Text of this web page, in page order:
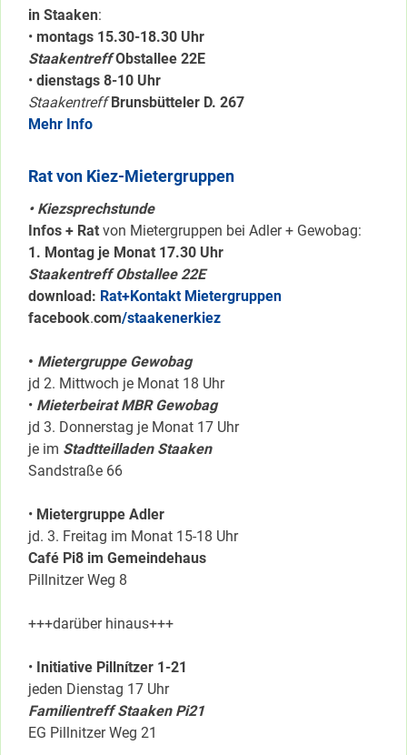
in Staaken:
• montags 15.30-18.30 Uhr
Staakentreff Obstallee 22E
• dienstags 8-10 Uhr
Staakentreff Brunsbütteler D. 267
Mehr Info
Rat von Kiez-Mietergruppen
• Kiezsprechstunde
Infos + Rat von Mietergruppen bei Adler + Gewobag:
1. Montag je Monat 17.30 Uhr
Staakentreff Obstallee 22E
download: Rat+Kontakt Mietergruppen
facebook.com/staakenerkiez
• Mietergruppe Gewobag
jd 2. Mittwoch je Monat 18 Uhr
• Mieterbeirat MBR Gewobag
jd 3. Donnerstag je Monat 17 Uhr
je im Stadtteilladen Staaken
Sandstraße 66
• Mietergruppe Adler
jd. 3. Freitag im Monat 15-18 Uhr
Café Pi8 im Gemeindehaus
Pillnitzer Weg 8
+++darüber hinaus+++
• Initiative Pillnítzer 1-21
jeden Dienstag 17 Uhr
Familientreff Staaken Pi21
EG Pillnitzer Weg 21